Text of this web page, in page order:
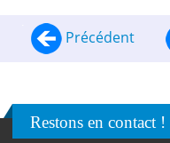
Précédent
Restons en contact !